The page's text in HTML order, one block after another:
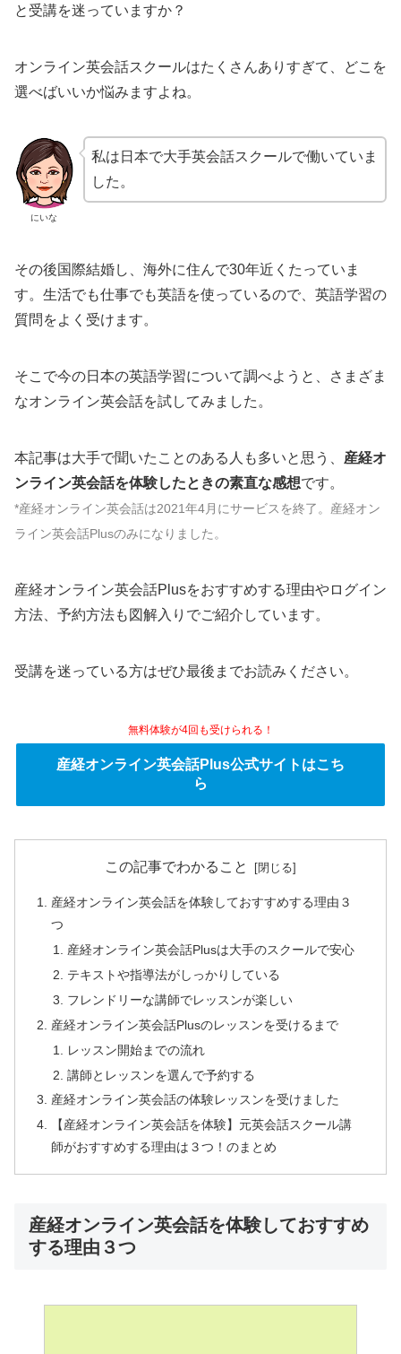
と受講を迷っていますか？
オンライン英会話スクールはたくさんありすぎて、どこを
選べばいいか悩みますよね。
にいな
私は日本で大手英会話スクールで働いていま
した。
その後国際結婚し、海外に住んで30年近くたっていま
す。生活でも仕事でも英語を使っているので、英語学習の
質問をよく受けます。
そこで今の日本の英語学習について調べようと、さまざま
なオンライン英会話を試してみました。
本記事は大手で聞いたことのある人も多いと思う、 産経オ
ンライン英会話を体験したときの素直な感想です。
*産経オンライン英会話は2021年4月にサービスを終了。産経オン
ライン英会話Plusのみになりました。
産経オンライン英会話Plusをおすすめする理由やログイン
方法、予約方法も図解入りでご紹介しています。
受講を迷っている方はぜひ最後までお読みください。
無料体験が4回も受けられる！
産経オンライン英会話Plus公式サイトはこち
ら
この記事でわかること
産経オンライン英会話を体験しておすすめする理由３
つ
産経オンライン英会話Plusは大手のスクールで安心
テキストや指導法がしっかりしている
フレンドリーな講師でレッスンが楽しい
産経オンライン英会話Plusのレッスンを受けるまで
レッスン開始までの流れ
講師とレッスンを選んで予約する
産経オンライン英会話の体験レッスンを受けました
【産経オンライン英会話を体験】元英会話スクール講
師がおすすめする理由は３つ！のまとめ
産経オンライン英会話を体験しておすすめ
する理由３つ